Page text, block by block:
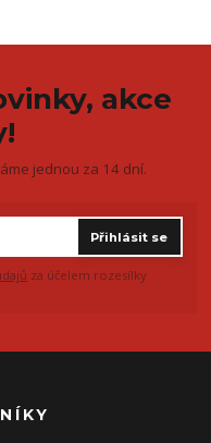
akce
jednou za 14 dní.
Přihlásit se
za účelem rozesílky